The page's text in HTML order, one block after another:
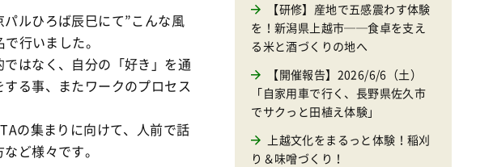
ルひろば辰巳にて”こんな風
行いました。
はなく、自分の「好き」を通
る事、またワークのプロセス
の集まりに向けて、人前で話
ど様々です。
【研修】産地で五感震わす体験
を！新潟県上越市──食卓を支え
る米と酒づくりの地へ
【開催報告】2026/6/6（土）
「自家用車で行く、長野県佐久市
でサクっと田植え体験」
上越文化をまるっと体験！稲刈
り＆味噌づくり！